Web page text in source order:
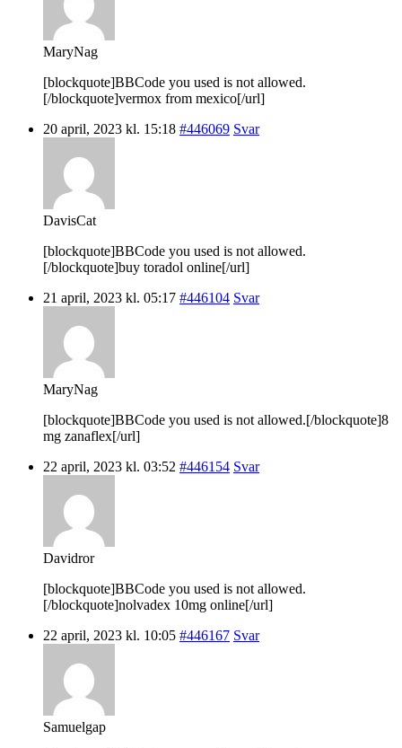
MaryNag
[blockquote]BBCode you used is not allowed.
[/blockquote]vermox from mexico[/url]
20 april, 2023 kl. 15:18 #446069 Svar
DavisCat
[blockquote]BBCode you used is not allowed.
[/blockquote]buy toradol online[/url]
21 april, 2023 kl. 05:17 #446104 Svar
MaryNag
[blockquote]BBCode you used is not allowed.[/blockquote]8
mg zanaflex[/url]
22 april, 2023 kl. 03:52 #446154 Svar
Davidror
[blockquote]BBCode you used is not allowed.
[/blockquote]nolvadex 10mg online[/url]
22 april, 2023 kl. 10:05 #446167 Svar
Samuelgap